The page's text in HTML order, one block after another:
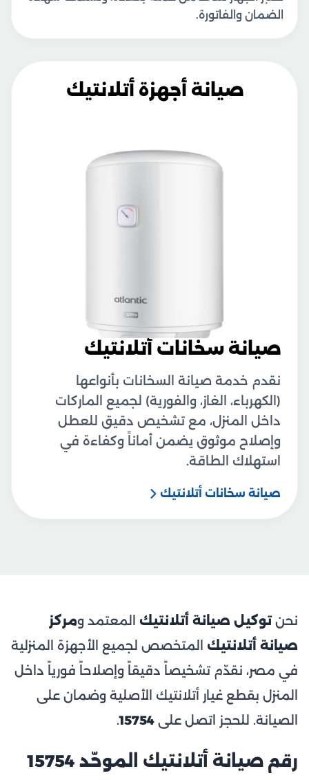
الضمان والفاتورة.
صيانة أجهزة أتلانتيك
صيانة سخانات أتلانتيك
نقدم خدمة صيانة السخانات بأنواعها
(الكهرباء، الغاز، والفورية) لجميع الماركات
داخل المنزل، مع تشخيص دقيق للعطل
وإصلاح موثوق يضمن أماناً وكفاءة في
استهلاك الطاقة.
صيانة سخانات أتلانتيك
نحنتوكيل صيانة أتلانتيك المعتمد ومركز
صيانة أتلانتيك المتخصص لجميع الأجهزة المنزلية
في مصر، نقدّم تشخيصاً دقيقاً وإصلاحاً فورياً داخل
المنزل بقطع غيار أتلانتيك الأصلية وضمان على
الصيانة. للحجز اتصل على 15754
.
رقم صيانة أتلانتيك الموحّد 15754